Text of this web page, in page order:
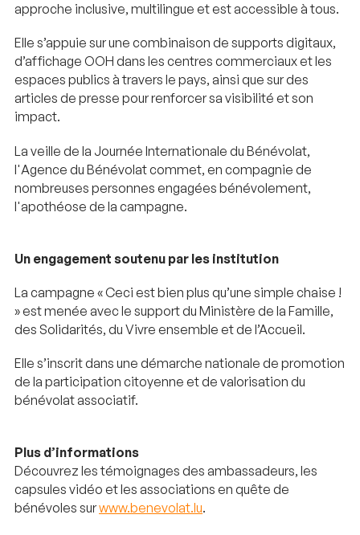
approche inclusive, multilingue et est accessible à tous.
Elle s’appuie sur une combinaison de supports digitaux,
d’affichage OOH dans les centres commerciaux et les
espaces publics à travers le pays, ainsi que sur des
articles de presse pour renforcer sa visibilité et son
impact.
La veille de la Journée Internationale du Bénévolat,
l'Agence du Bénévolat commet, en compagnie de
nombreuses personnes engagées bénévolement,
l'apothéose de la campagne.
Un engagement soutenu par les institution
La campagne « Ceci est bien plus qu’une simple chaise !
» est menée avec le support du Ministère de la Famille,
des Solidarités, du Vivre ensemble et de l’Accueil.
Elle s’inscrit dans une démarche nationale de promotion
de la participation citoyenne et de valorisation du
bénévolat associatif.
Plus d’informations
Découvrez les témoignages des ambassadeurs, les
capsules vidéo et les associations en quête de
bénévoles surwww.benevolat.lu.